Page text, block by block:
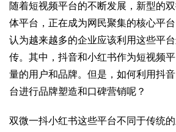
随着短视频平台的不断发展，新型的
体平台，正在成为网民聚集的核心平
认为越来越多的企业应该利用这些平
传。其中，抖音和小红书作为短视频
量的用户和品牌。但是，如何利用抖
台进行品牌塑造和口碑营销呢？
双微一抖小红书这些平台不同于传统